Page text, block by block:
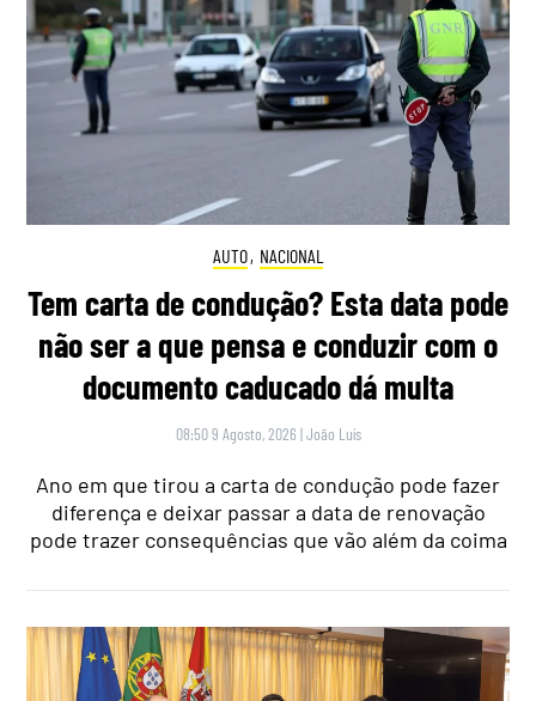
AUTO, NACIONAL
Tem carta de condução? Esta data pode
não ser a que pensa e conduzir com o
documento caducado dá multa
08:50 9 Agosto, 2026 |João Luís
Ano em que tirou a carta de condução pode fazer
diferença e deixar passar a data de renovação
pode trazer consequências que vão além da coima